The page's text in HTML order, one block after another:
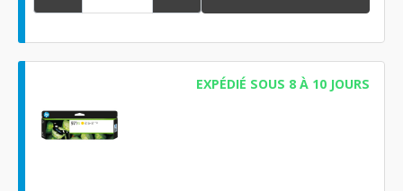
EXPÉDIÉ SOUS 8 À 10 JOURS